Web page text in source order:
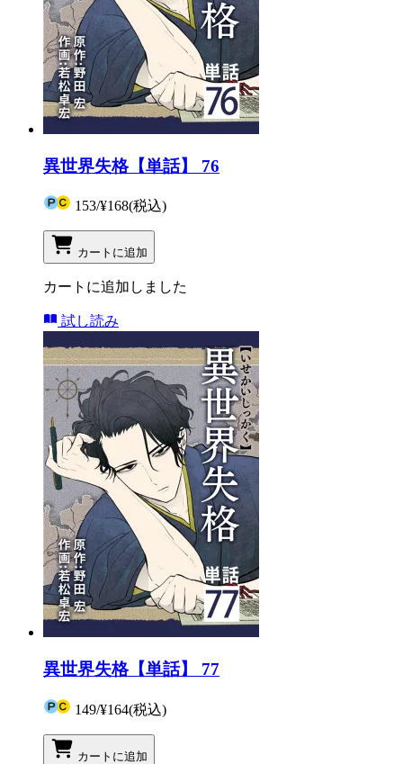
異世界失格【単話】 76
153/¥168(税込)
カートに追加
カートに追加しました
試し読み
異世界失格【単話】 77
149/¥164(税込)
カートに追加